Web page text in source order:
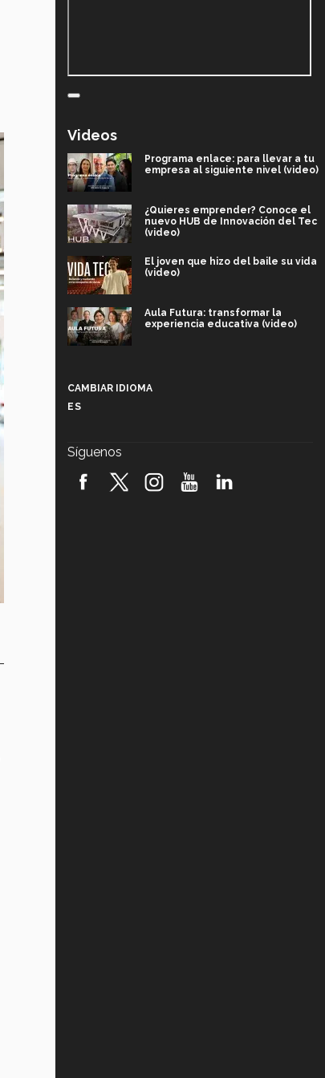
Videos
Programa enlace: para llevar a tu
empresa al siguiente nivel (video)
¿Quieres emprender? Conoce el
nuevo HUB de Innovación del Tec
(video)
El joven que hizo del baile su vida
(video)
Aula Futura: transformar la
experiencia educativa (video)
robótica FIRST 2026! (video)
CAMBIAR IDIOMA
ES
Síguenos